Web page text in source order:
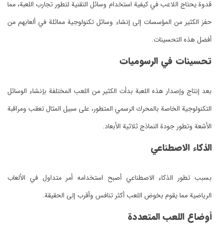
قدوة يحتاج اللاعب في كيفية استخدام وسائل التقنية لتطور تجارب اللعبة، مما
حفز الكثير من المؤسسات إلى إنشاء وسائل تكنولوجية مماثلة في ألعابهم من
أفضل هذه التحسينات.
تحسينات في الرسوميات
بعد إنتاج وإصدار هذه اللعبة بدأت الكثير من اللعب المختلفة بإنشاء الوسائل
التكنولوجية الخاصة بالمحرك الرسمي المتطور، على سبيل المثال تعقب ومراقبة
الأشعة وتطور جودة النماذج ثلاثية الأبعاد.
الذكاء الاصطناعي
بسبب تطور الذكاء الاصطناعي أصبح استخدامه أمر متداول في الألعاب
الرياضية مما يقوم بخوض اللعب أكثر تنافس وأقرب إلى الحقيقة.
أوضاع اللعب المتعددة